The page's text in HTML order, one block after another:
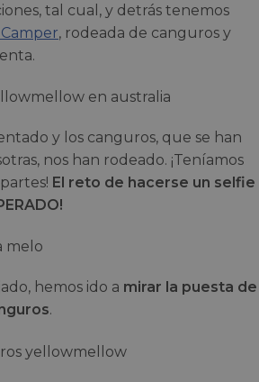
tal cual, y detrás tenemos
, rodeada de canguros y
y los canguros, que se han
nos han rodeado. ¡Teníamos
El reto de hacerse un selfie
hemos ido a mirar la puesta de
.